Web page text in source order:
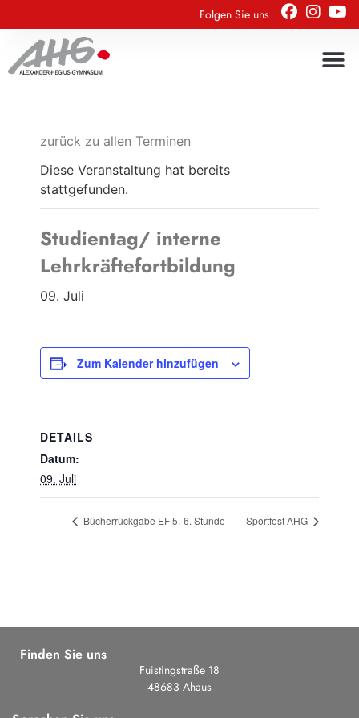
Folgen Sie uns
zurück zu allen Terminen
Diese Veranstaltung hat bereits
stattgefunden.
Studientag/ interne
Lehrkräftefortbildung
09. Juli
Zum Kalender hinzufügen
DETAILS
Datum:
09. Juli
Bücherrückgabe EF 5.-6. Stunde Sportfest AHG
Finden Sie uns
Fuistingstraße 18
48683 Ahaus